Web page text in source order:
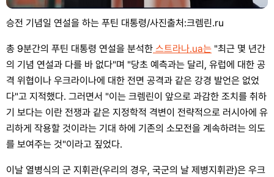
승전 기념일 연설을 하는 푸틴 대통령/사진출처:크렘린.ru
총 9분간의 푸틴 대통령 연설을 분석한스트라나.ua는 "최근 몇 년간
의 기념 연설과 다를 바 없다"며 "당초 예측과는 달리, 유럽에 대한 공
격 위협이나 우크라이나에 대한 전면 공격과 같은 강경 발언은 없었
다"고 지적했다. 그러면서 "이는 크렘린이 앞으로 과감한 조치를 취하
기 보다는 이란 전쟁과 같은 지정학적 격변이 전략적으로 러시아에 유
리하게 작용할 것이라는 기대 하에 기존의 소모전을 계속하려는 의도
를 보여주는 것"이라고 짚었다.
이날 열병식의 군 지휘관(우리의 경우, 국군의 날 제병지휘관)은 우크